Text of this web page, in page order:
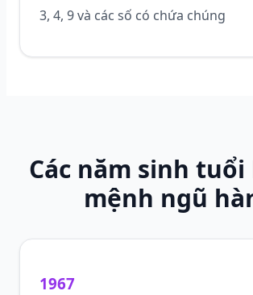
3, 4, 9 và các số có chứa chúng
Các năm sinh tuổi
mệnh ngũ
1967